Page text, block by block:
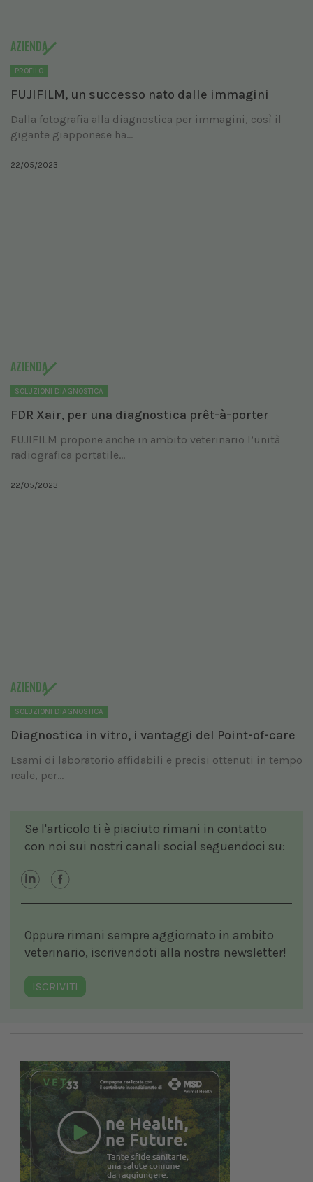
AZIENDA
PROFILO
FUJIFILM, un successo nato dalle immagini
Dalla fotografia alla diagnostica per immagini, così il
gigante giapponese ha...
22/05/2023
AZIENDA
SOLUZIONI DIAGNOSTICA
FDR Xair, per una diagnostica prêt-à-porter
FUJIFILM propone anche in ambito veterinario l’unità
radiografica portatile...
22/05/2023
AZIENDA
SOLUZIONI DIAGNOSTICA
Diagnostica in vitro, i vantaggi del Point-of-care
Esami di laboratorio affidabili e precisi ottenuti in tempo
reale, per...
Se l'articolo ti è piaciuto rimani in contatto
con noi sui nostri canali social seguendoci su:
Oppure rimani sempre aggiornato in ambito
veterinario, iscrivendoti alla nostra newsletter!
ISCRIVITI